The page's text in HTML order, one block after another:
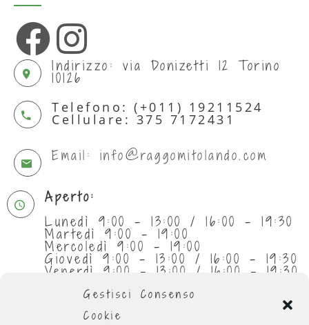
Gestisci Consenso
Cookie
Indirizzo: via Donizetti 12 Torino
10126
Telefono: (+011) 19211524
Cellulare: 375 7172431
Email: info@raggomitolando.com
Aperto:
Lunedì 9:00 - 13:00 / 16:00 - 19:30
Martedì 9:00 - 19:00
Mercoledì 9:00 - 19:00
Giovedì 9:00 - 13:00 / 16:00 - 19:30
Venerdì 9:00 - 13:00 / 16:00 - 19:30